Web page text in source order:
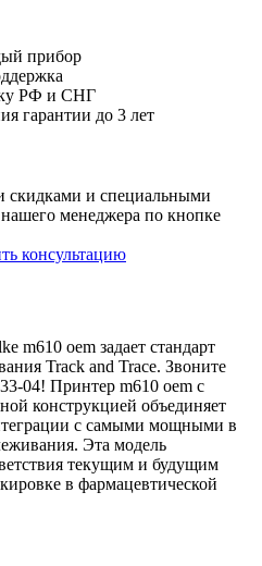
прибор
РФ и СНГ
гарантии до 3 лет
скидками и специальными
менеджера по кнопке
консультацию
m610 oem задает стандарт
Track and Trace. Звоните
04! Принтер m610 oem с
конструкцией объединяет
с самыми мощными в
Эта модель
текущим и будущим
в фармацевтической